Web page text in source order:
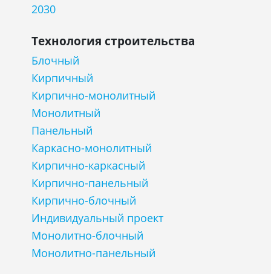
2030
Технология строительства
Блочный
Кирпичный
Кирпично-монолитный
Монолитный
Панельный
Каркасно-монолитный
Кирпично-каркасный
Кирпично-панельный
Кирпично-блочный
Индивидуальный проект
Монолитно-блочный
Монолитно-панельный